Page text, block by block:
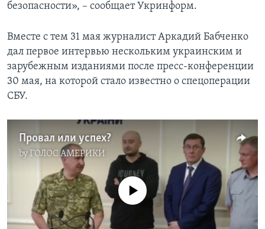
безопасности», – сообщает Укринформ.
Вместе с тем 31 мая журналист Аркадий Бабченко
дал первое интервью нескольким украинским и
зарубежным изданиями после пресс-конференции
30 мая, на которой стало известно о спецоперации
СБУ.
Провал или успех?
byГОЛОС АМЕРИКИ
No media source currently available